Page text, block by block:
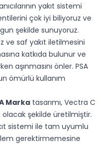
yakıt sistemi
çok iyi biliyoruz ve
şekilde sunuyoruz.
ve saf yakıt iletilmesini
katkıda bulunur ve
aşınmasını önler. PSA
ömürlü kullanım
Marka tasarımı, Vectra C
şekilde üretilmiştir.
sistemi ile tam uyumlu
gerektirmemesine